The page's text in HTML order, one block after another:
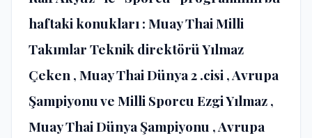
haftaki konukları : Muay Thai Milli
Takımlar Teknik direktörü Yılmaz
Çeken , Muay Thai Dünya 2 .cisi , Avrupa
Şampiyonu ve Milli Sporcu Ezgi Yılmaz ,
Muay Thai Dünya Şampiyonu , Avrupa